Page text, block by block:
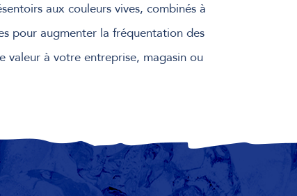
aux couleurs vives, combinés à
pour augmenter la fréquentation des
valeur à votre entreprise, magasin ou